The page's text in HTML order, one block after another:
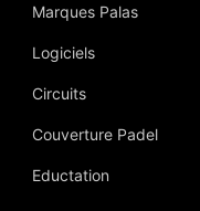
Marques Palas
Logiciels
Circuits
Couverture Padel
Eductation